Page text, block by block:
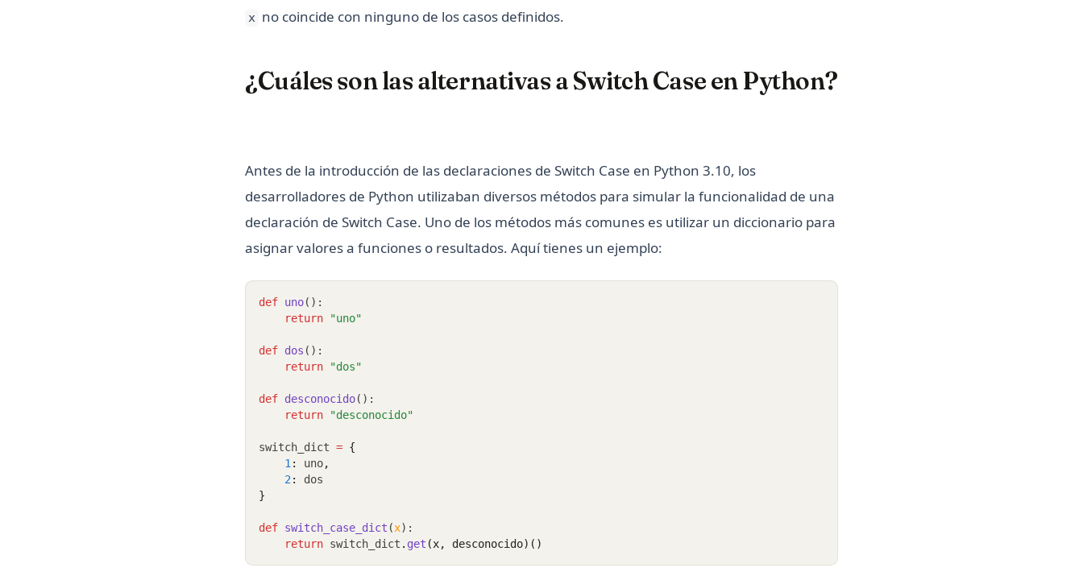
x no coincide con ninguno de los casos definidos.
¿Cuáles son las alternativas a Switch Case en Python?
Antes de la introducción de las declaraciones de Switch Case en Python 3.10, los
desarrolladores de Python utilizaban diversos métodos para simular la funcionalidad de una
declaración de Switch Case. Uno de los métodos más comunes es utilizar un diccionario para
asignar valores a funciones o resultados. Aquí tienes un ejemplo:
def uno():
return
"uno"
def dos ():
return
"dos"
def desconocido():
return
"desconocido"
switch_dict = {
1 : uno,
2 :
dos
}
def switch_case_dict (x):
return switch_dict . get (x, desconocido)()